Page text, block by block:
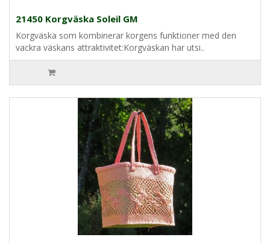
21450 Korgväska Soleil GM
Korgväska som kombinerar korgens funktioner med den
vackra väskans attraktivitet:Korgväskan har utsi..